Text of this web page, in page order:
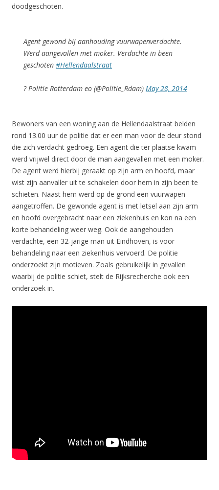
doodgeschoten.
Agent gewond bij aanhouding vuurwapenverdachte.
Werd aangevallen met moker. Verdachte in been
geschoten #Hellendaalstraat
? Politie Rotterdam eo (@Politie_Rdam) May 28, 2014
Bewoners van een woning aan de Hellendaalstraat belden
rond 13.00 uur de politie dat er een man voor de deur stond
die zich verdacht gedroeg. Een agent die ter plaatse kwam
werd vrijwel direct door de man aangevallen met een moker.
De agent werd hierbij geraakt op zijn arm en hoofd, maar
wist zijn aanvaller uit te schakelen door hem in zijn been te
schieten. Naast hem werd op de grond een vuurwapen
aangetroffen. De gewonde agent is met letsel aan zijn arm
en hoofd overgebracht naar een ziekenhuis en kon na een
korte behandeling weer weg. Ook de aangehouden
verdachte, een 32-jarige man uit Eindhoven, is voor
behandeling naar een ziekenhuis vervoerd. De politie
onderzoekt zijn motieven. Zoals gebruikelijk in gevallen
waarbij de politie schiet, stelt de Rijksrecherche ook een
onderzoek in.